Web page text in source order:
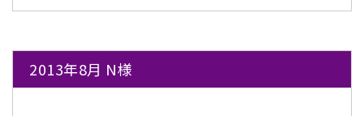
2013年8月 N様